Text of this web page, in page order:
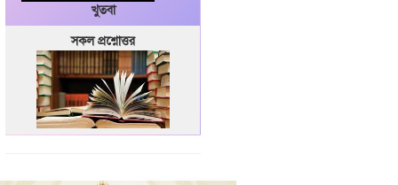
খুতবা
সকল প্রশ্নোত্তর